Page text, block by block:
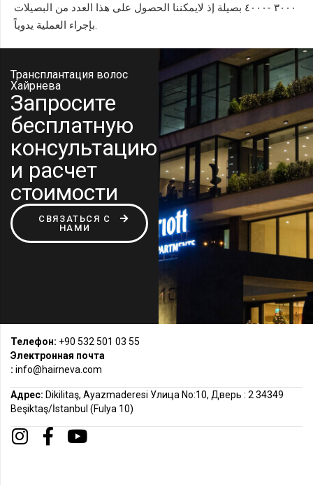
٣٠٠٠ -٤٠٠٠ بصيلة إذ لايمكننا الحصول على هذا العدد من البصيلات
بإجراء العملية يدوياً.
Трансплантация волос
Хайрнева
Запросите
бесплатную
консультацию
и расчет
стоимости
СВЯЗАТЬСЯ С
НАМИ
Телефон: +90 532 501 03 55
Электронная почта
: info@hairneva.com
Адрес: Dikilitaş, Ayazmaderesi Улица No:10, Дверь : 2 34349
Beşiktaş/İstanbul (Fulya 10)